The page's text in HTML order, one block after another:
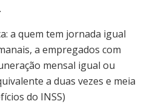
a quem tem jornada igual
a empregados com
mensal igual ou
a duas vezes e meia
do INSS)